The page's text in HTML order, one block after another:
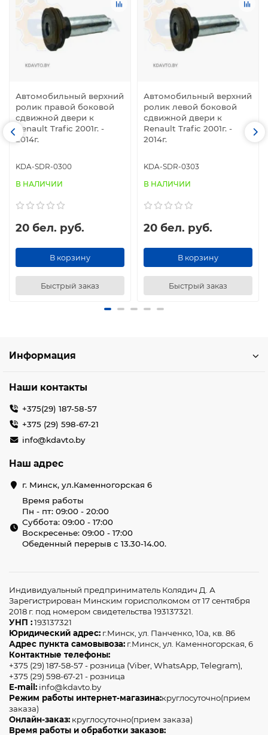
Автомобильный верхний
ролик правой боковой
сдвижной двери к
Renault Trafic 2001г. -
2014г.
KDA-SDR-0300
В НАЛИЧИИ
20 бел. руб.
В корзину
Быстрый заказ
Автомобильный верхний
ролик левой боковой
сдвижной двери к
Renault Trafic 2001г. -
2014г.
KDA-SDR-0303
В НАЛИЧИИ
20 бел. руб.
В корзину
Быстрый заказ
Информация
Наши контакты
+375(29) 187-58-57
+375 (29) 598-67-21
info@kdavto.by
Наш адрес
г. Минск, ул.Каменногорская 6
Время работы
Пн - пт: 09:00 - 20:00
Суббота: 09:00 - 17:00
Воскресенье: 09:00 - 17:00
Обеденный перерыв с 13.30-14.00.
Индивидуальный предприниматель Колядич Д. А
Зарегистрирован Минским горисполкомом от 17 сентября
2018 г. под номером свидетельства 193137321.
УНП :193137321
Юридический адрес: г.Минск, ул. Панченко, 10а, кв. 86
Адрес пункта самовывоза: г.Минск, ул. Каменногорская, 6
Контактные телефоны:
+375 (29) 187-58-57 - розница (Viber, WhatsApp, Telegram),
+375 (29) 598-67-21 - розница
E-mail: info@kdavto.by
Режим работы интернет-магазина:круглосуточно(прием
заказа)
Онлайн-заказ: круглосуточно(прием заказа)
Время работы и обработки заказов: